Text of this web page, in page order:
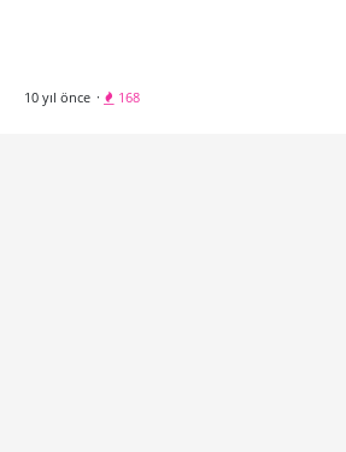
10 yıl önce · 168